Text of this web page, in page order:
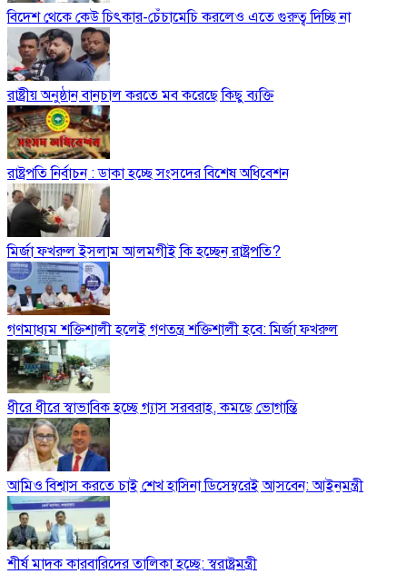
বিদেশ থেকে কেউ চিৎকার-চেঁচামেচি করলেও এতে গুরুত্ব দিচ্ছি না
রাষ্ট্রীয় অনুষ্ঠান বানচাল করতে মব করেছে কিছু ব্যক্তি
রাষ্ট্রপতি নির্বাচন : ডাকা হচ্ছে সংসদের বিশেষ অধিবেশন
মির্জা ফখরুল ইসলাম আলমগীই কি হচ্ছেন রাষ্ট্রপতি?
গণমাধ্যম শক্তিশালী হলেই গণতন্ত্র শক্তিশালী হবে: মির্জা ফখরুল
ধীরে ধীরে স্বাভাবিক হচ্ছে গ্যাস সরবরাহ, কমছে ভোগান্তি
আমিও বিশ্বাস করতে চাই শেখ হাসিনা ডিসেম্বরেই আসবেন: আইনমন্ত্রী
শীর্ষ মাদক কারবারিদের তালিকা হচ্ছে: স্বরাষ্ট্রমন্ত্রী